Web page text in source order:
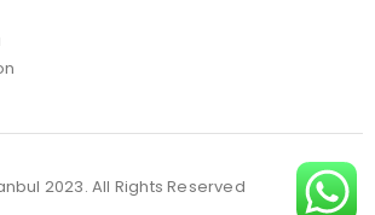
2023. All Rights Reserved